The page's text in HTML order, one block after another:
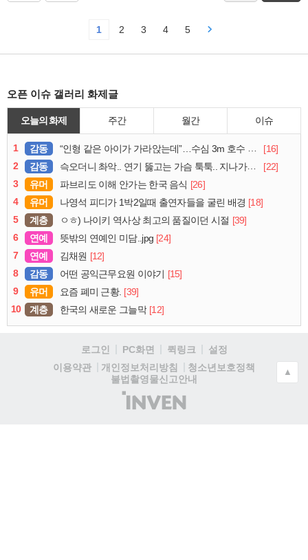
1 2 3 4 5
오픈 이슈 갤러리 화제글
오늘의 화제 주간 월간 이슈
1 감동 “인형 같은 아이가 가라앉는데”…수심 3m 호수 뛰어든 60대 의인
[16]
2
감동 슥오더니 촤악.. 연기 뚫고는 가슴 툭툭.. 지나가던 아재의 정체
[22]
3
유머 파브리도 이해 안가는 한국 음식 [26]
4
유머 나영석 피디가 1박2일때 출연자들을 굴린 배경 [18]
5
계층 ㅇㅎ) 나이키 역사상 최고의 품질이던 시절 [39]
6
연예 뜻밖의 연예인 미담..jpg [24]
7
연예 김채원 [12]
8
감동 어떤 공익근무요원 이야기 [15]
9
유머 요즘 폐미 근황. [39]
10
계층 한국의 새로운 그늘막 [12]
로그인 PC화면 퀵링크
설정
이용약관
개인정보처리방침
청소년보호정책
불법촬영물신고안내
(주)
인
▲